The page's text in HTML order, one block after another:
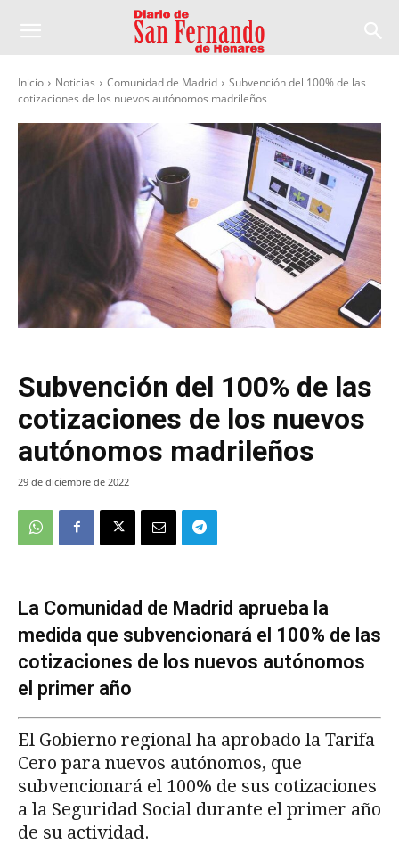
Inicio Noticias Comunidad de Madrid
Subvención del 100% de las
cotizaciones de los nuevos autónomos madrileños
Subvención del 100% de las
cotizaciones de los nuevos
autónomos madrileños
29 de diciembre de 2022
La Comunidad de Madrid aprueba la
medida que subvencionará el 100% de las
cotizaciones de los nuevos autónomos
el primer año
El Gobierno regional ha aprobado la Tarifa
Cero para nuevos autónomos, que
subvencionará el 100% de sus cotizaciones
a la Seguridad Social durante el primer año
de su actividad.